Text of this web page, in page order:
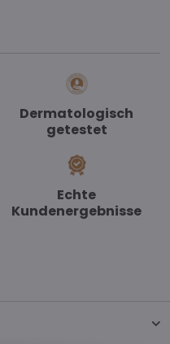
Dermatologisch
getestet
Echte
Kundenergebnisse